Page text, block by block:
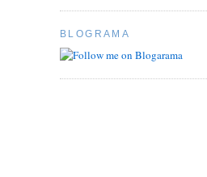
BLOGRAMA